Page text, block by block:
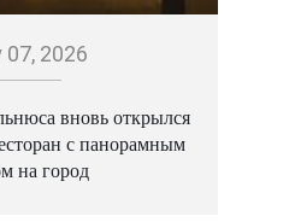
07, 2026
вновь открылся
с панорамным
на город